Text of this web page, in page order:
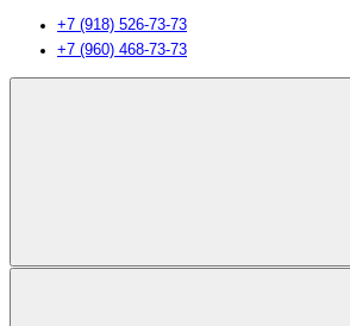
+7 (918) 526-73-73
+7 (960) 468-73-73